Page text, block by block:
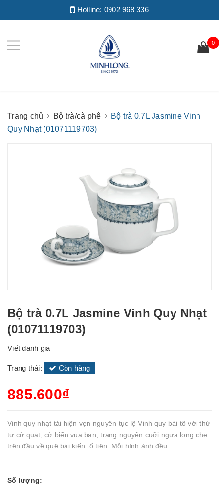
Hotline: 0902 968 336
0
Trang chủ Bộ trà/cà phê
Bộ trà 0.7L Jasmine Vinh
Quy Nhạt (01071119703)
Bộ trà 0.7L Jasmine Vinh Quy Nhạt
(01071119703)
Viết đánh giá
Trạng thái: Còn hàng
885.600₫
Vinh quy nhạt tái hiện vẹn nguyên tục lệ Vinh quy bái tổ với thứ
tự cờ quạt, cờ biển vua ban, trạng nguyên cưỡi ngựa lọng che
trên đầu về quê bái kiến tổ tiên. Mỗi hình ảnh đều...
Số lượng: